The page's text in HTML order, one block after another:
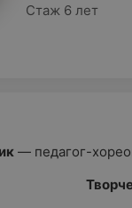
Стаж 6 лет
— педагог-